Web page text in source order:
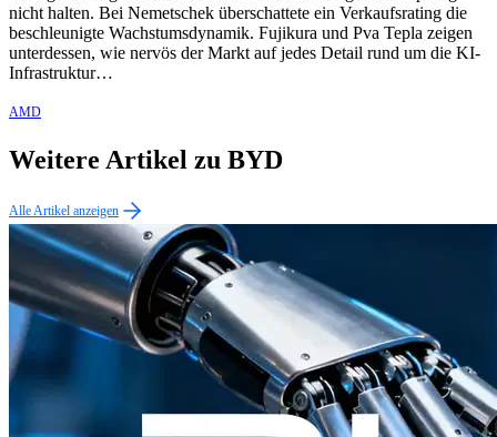
nicht halten. Bei Nemetschek überschattete ein Verkaufsrating die
beschleunigte Wachstumsdynamik. Fujikura und Pva Tepla zeigen
unterdessen, wie nervös der Markt auf jedes Detail rund um die KI-
Infrastruktur…
AMD
Weitere Artikel zu BYD
Alle Artikel anzeigen